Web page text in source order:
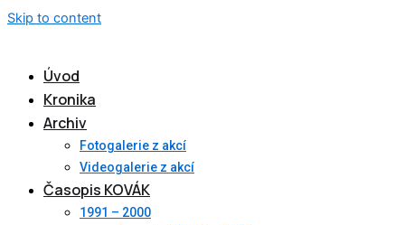
Skip to content
Úvod
Kronika
Archiv
Fotogalerie z akcí
Videogalerie z akcí
Časopis KOVÁK
1991 – 2000